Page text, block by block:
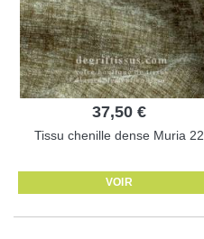
37,50 €
Tissu chenille dense Muria 22
VOIR